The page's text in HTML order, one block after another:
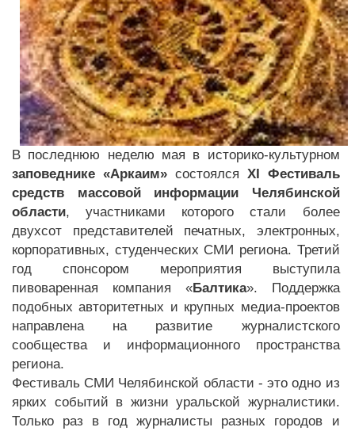
В последнюю неделю мая в историко-культурном
заповеднике «Аркаим»состоялся XI Фестиваль
средств массовой информации Челябинской
области, участниками которого стали более
двухсот представителей печатных, электронных,
корпоративных, студенческих СМИ региона. Третий
год спонсором мероприятия выступила
пивоваренная компания «Балтика». Поддержка
подобных авторитетных и крупных медиа-проектов
направлена на развитие журналистского
сообщества и информационного пространства
региона.
Фестиваль СМИ Челябинской области - это одно из
ярких событий в жизни уральской журналистики.
Только раз в год журналисты разных городов и